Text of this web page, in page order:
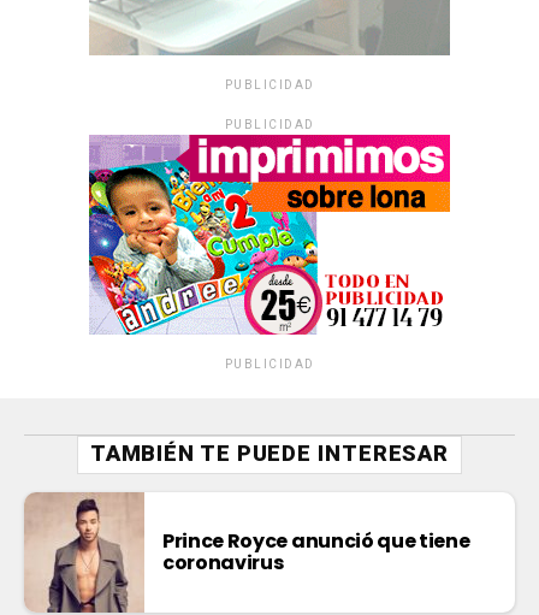
PUBLICIDAD
PUBLICIDAD
PUBLICIDAD
TAMBIÉN TE PUEDE INTERESAR
Prince Royce anunció que tiene
coronavirus